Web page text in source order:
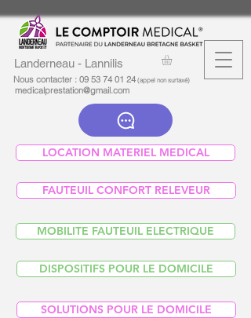
Landerneau - Lannilis
Nous contacter : 09 53 74 01 24 (appel non surtaxé)
medicalprestation@gmail.com
DISPOSITIFS POUR LE DOMICILE
LOCATION MATERIEL MEDICAL
MOBILITE FAUTEUIL ELECTRIQUE
FAUTEUIL CONFORT RELEVEUR
SOLUTIONS POUR LE DOMICILE